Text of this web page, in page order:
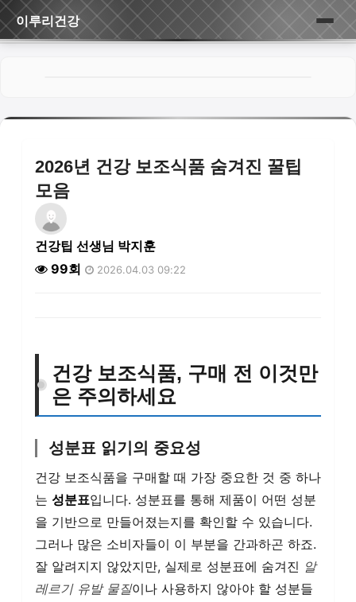
이루리건강
2026년 건강 보조식품 숨겨진 꿀팁
모음
건강팁 선생님 박지훈
99회
2026.04.03 09:22
건강 보조식품, 구매 전 이것만
은 주의하세요
성분표 읽기의 중요성
건강 보조식품을 구매할 때 가장 중요한 것 중 하나
는 성분표입니다. 성분표를 통해 제품이 어떤 성분
을 기반으로 만들어졌는지를 확인할 수 있습니다.
그러나 많은 소비자들이 이 부분을 간과하곤 하죠.
잘 알려지지 않았지만, 실제로 성분표에 숨겨진 알
레르기 유발 물질이나 사용하지 않아야 할 성분들